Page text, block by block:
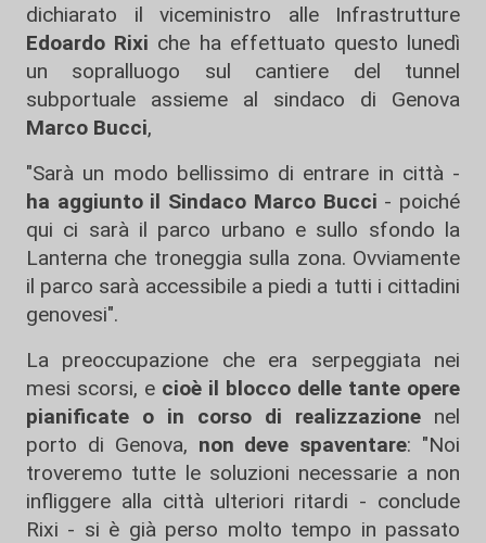
dichiarato il viceministro alle Infrastrutture
Edoardo Rixi che ha effettuato questo lunedì
un sopralluogo sul cantiere del tunnel
subportuale assieme al sindaco di Genova
Marco Bucci,
"Sarà un modo bellissimo di entrare in città -
ha aggiunto il Sindaco Marco Bucci - poiché
qui ci sarà il parco urbano e sullo sfondo la
Lanterna che troneggia sulla zona. Ovviamente
il parco sarà accessibile a piedi a tutti i cittadini
genovesi".
La preoccupazione che era serpeggiata nei
mesi scorsi, e cioè il blocco delle tante opere
pianificate o in corso di realizzazione nel
porto di Genova, non deve spaventare: "Noi
troveremo tutte le soluzioni necessarie a non
infliggere alla città ulteriori ritardi - conclude
Rixi - si è già perso molto tempo in passato